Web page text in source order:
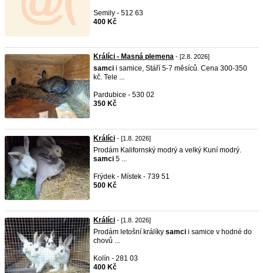
Semily - 512 63
400 Kč
Králíci - Masná plemena - [2.8. 2026]
samci i samice, Stáří 5-7 měsíců. Cena 300-350
kč. Tele ...
Pardubice - 530 02
350 Kč
Králíci - [1.8. 2026]
Prodám Kalifornský modrý a velký Kuní modrý.
samci 5 ...
Frýdek - Místek - 739 51
500 Kč
Králíci - [1.8. 2026]
Prodám letošní králíky samci i samice v hodné do
chovů ...
Kolín - 281 03
400 Kč